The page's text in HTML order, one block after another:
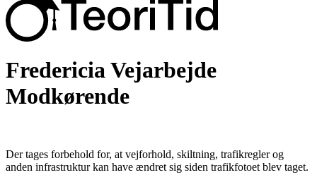
Fredericia Vejarbejde
Modkørende
Der tages forbehold for, at vejforhold, skiltning, trafikregler og
anden infrastruktur kan have ændret sig siden trafikfotoet blev taget.